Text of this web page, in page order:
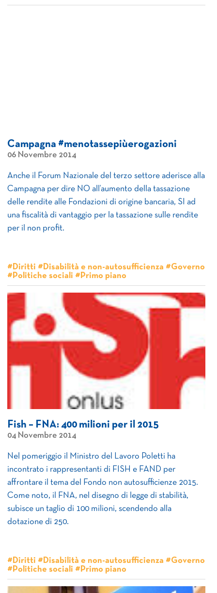
Campagna ‪#‎menotassepiùerogazioni‬
06 Novembre 2014
Anche il Forum Nazionale del terzo settore aderisce alla
Campagna per dire NO all’aumento della tassazione
delle rendite alle Fondazioni di origine bancaria, SI ad
una fiscalità di vantaggio per la tassazione sulle rendite
per il non profit.
#Diritti #Disabilità e non-autosufficienza #Governo
#Politiche sociali #Primo piano
Fish – FNA: 400 milioni per il 2015
04 Novembre 2014
Nel pomeriggio il Ministro del Lavoro Poletti ha
incontrato i rappresentanti di FISH e FAND per
affrontare il tema del Fondo non autosufficienze 2015.
Come noto, il FNA, nel disegno di legge di stabilità,
subisce un taglio di 100 milioni, scendendo alla
dotazione di 250.
#Diritti #Disabilità e non-autosufficienza #Governo
#Politiche sociali #Primo piano